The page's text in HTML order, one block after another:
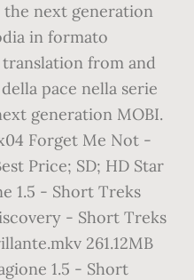
the next generation
in formato
from and
pace nella serie
generation MOBI.
Forget Me Not -
Price; SD; HD Star
1.5 - Short Treks
- Short Treks
261.12MB
1.5 - Short